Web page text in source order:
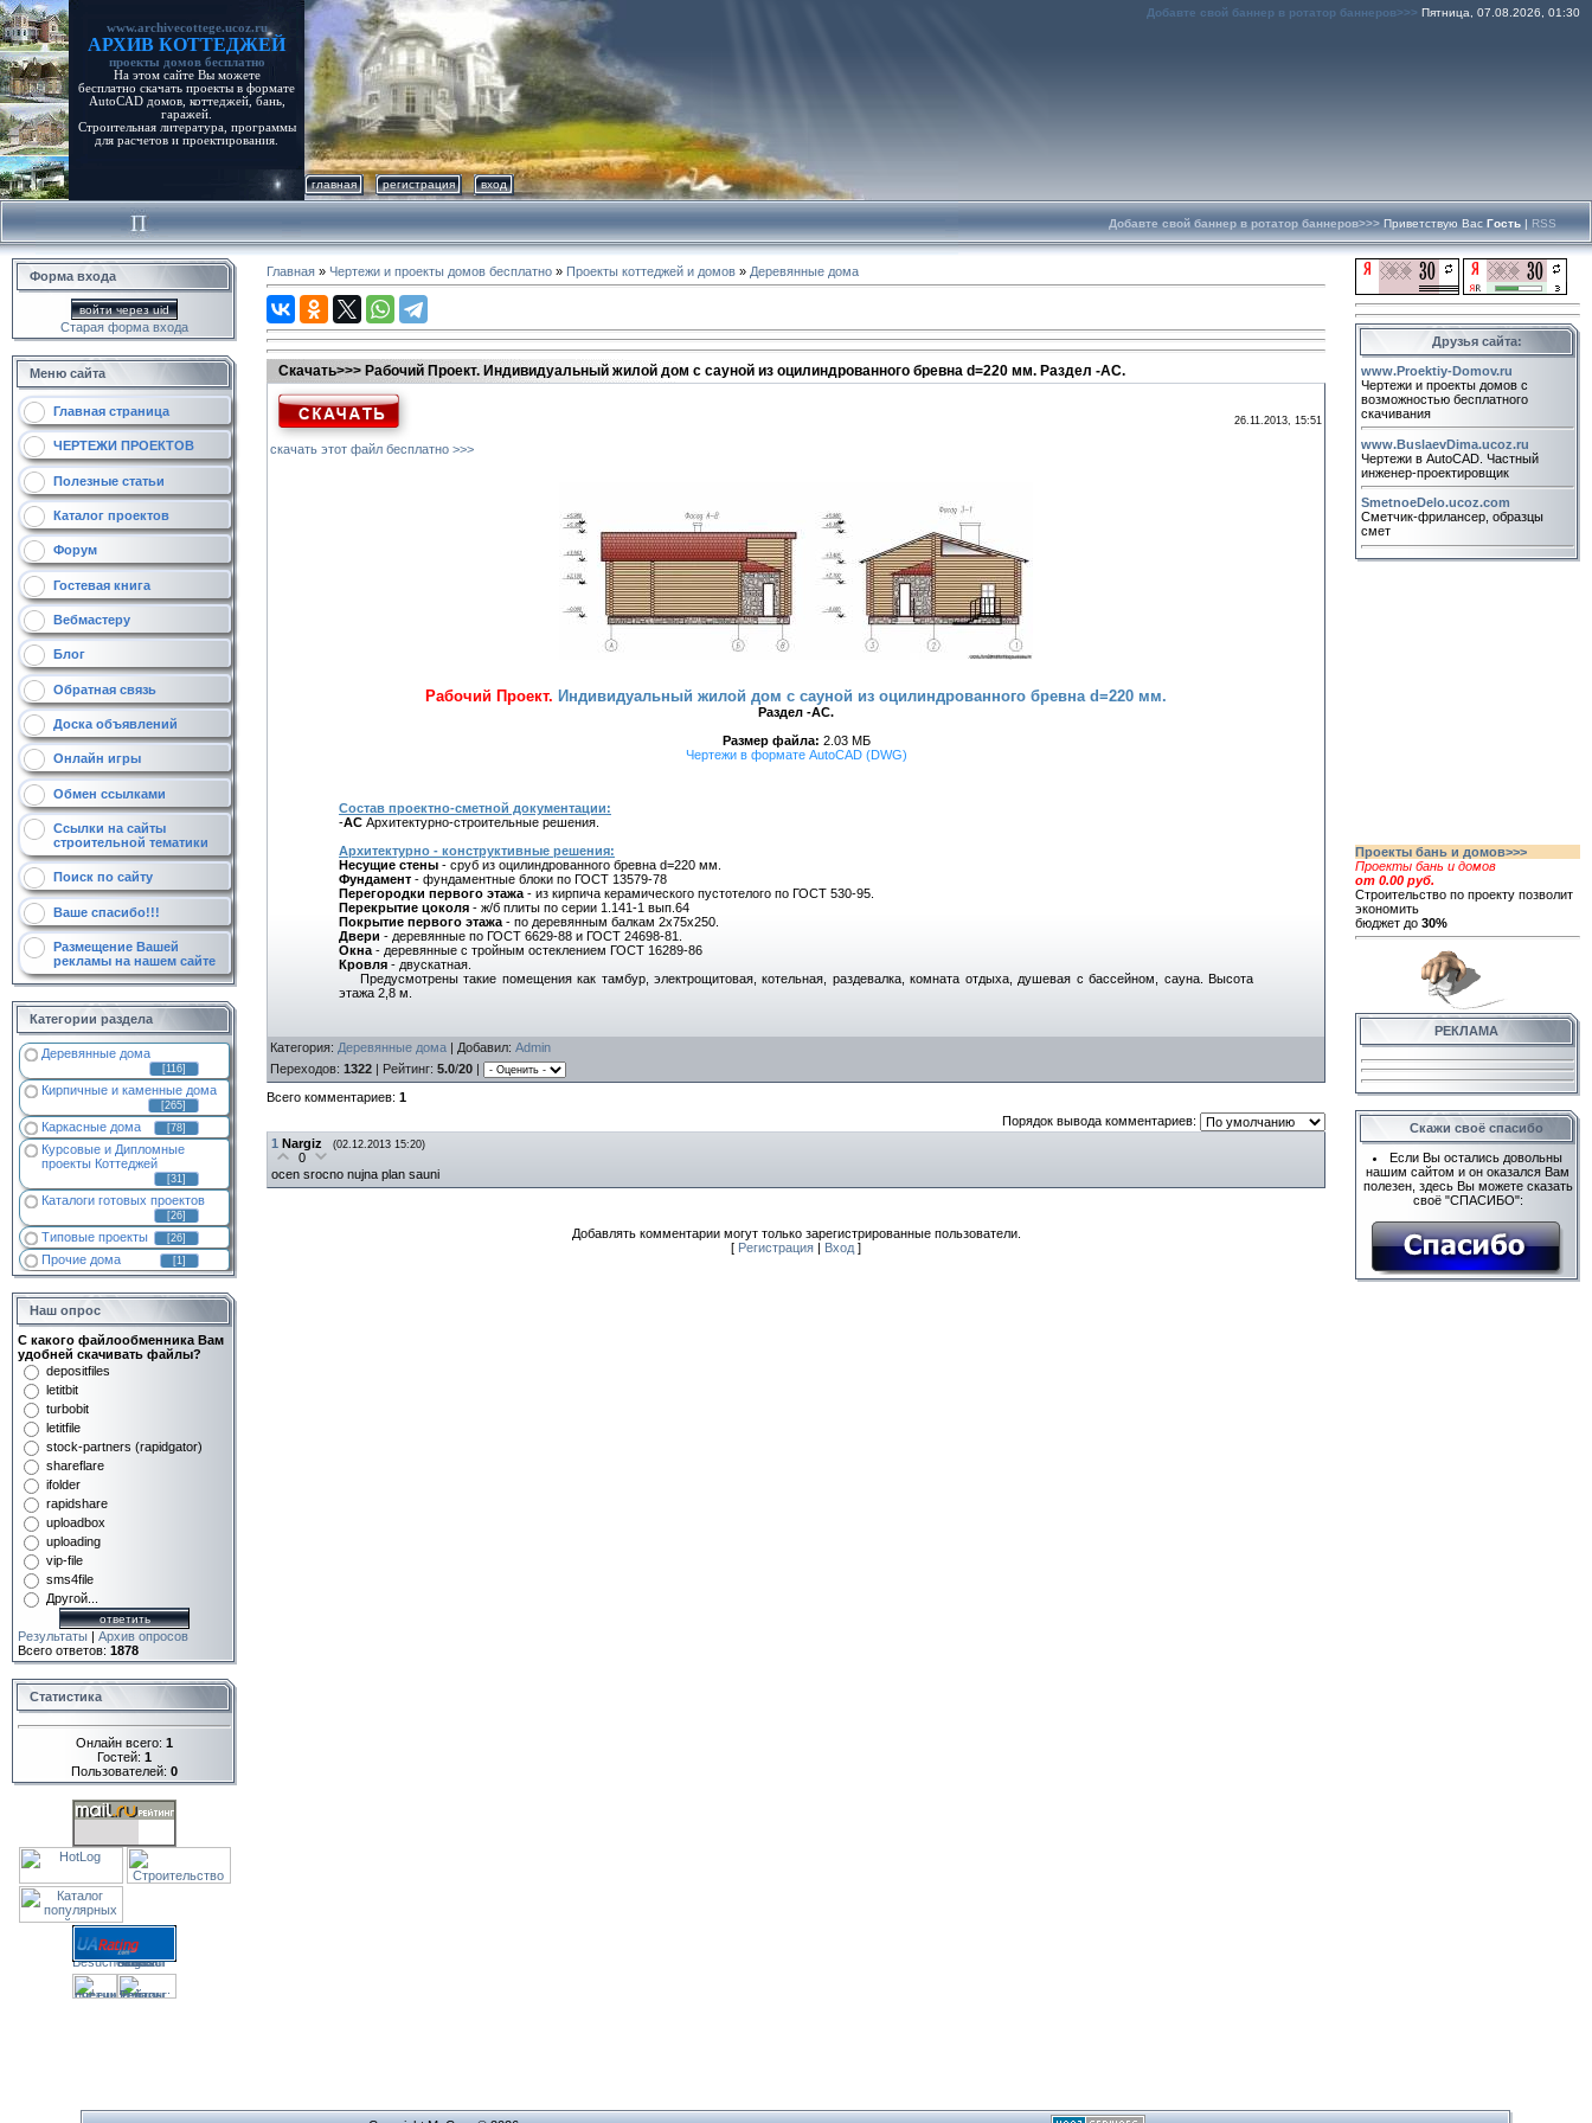
www.archivecottege.ucoz.ru
АРХИВ КОТТЕДЖЕЙ
проекты домов бесплатно
На этом сайте Вы можете
бесплатно скачать проекты в формате
AutoCAD домов, коттеджей, бань,
гаражей.
Строительная литература, программы
для расчетов и проектирования.
Добавте свой баннер в ротатор баннеров>>> Пятница, 07.08.2026, 01:30
главная регистрация вход
Добавте свой баннер в ротатор баннеров>>> Приветствую Вас Гость | RSS
Форма входа
войти через uid
Старая форма входа
Меню сайта
Главная страница
ЧЕРТЕЖИ ПРОЕКТОВ
Полезные статьи
Каталог проектов
Форум
Гостевая книга
Вебмастеру
Блог
Обратная связь
Доска объявлений
Онлайн игры
Обмен ссылками
Ссылки на сайты
строительной тематики
Поиск по сайту
Ваше спасибо!!!
Размещение Вашей
рекламы на нашем сайте
Категории раздела
Деревянные дома
[116]
Кирпичные и каменные дома
[265]
Каркасные дома [78]
Курсовые и Дипломные
проекты Коттеджей
[31]
Каталоги готовых проектов
[26]
Типовые проекты [26]
Прочие дома [1]
Наш опрос
С какого файлообменника Вам
удобней скачивать файлы?
depositfiles
letitbit
turbobit
letitfile
stock-partners (rapidgator)
shareflare
ifolder
rapidshare
uploadbox
uploading
vip-file
sms4file
Другой...
Результаты | Архив опросов
Всего ответов: 1878
Статистика
Онлайн всего: 1
Гостей: 1
Пользователей: 0
Главная » Чертежи и проекты домов бесплатно » Проекты коттеджей и домов » Деревянные дома
Скачать>>> Рабочий Проект. Индивидуальный жилой дом с сауной из оцилиндрованного бревна d=220 мм. Раздел -АС.
скачать этот файл бесплатно >>>
26.11.2013, 15:51
Рабочий Проект. Индивидуальный жилой дом с сауной из оцилиндрованного бревна d=220 мм.
Раздел -АС.
Размер файла: 2.03 МБ
Чертежи в формате AutoCAD (DWG)
Состав проектно-сметной документации:
-АС Архитектурно-строительные решения.
Архитектурно - конструктивные решения:
Несущие стены - сруб из оцилиндрованного бревна d=220 мм.
Фундамент - фундаментные блоки по ГОСТ 13579-78
Перегородки первого этажа - из кирпича керамического пустотелого по ГОСТ 530-95.
Перекрытие цоколя - ж/б плиты по серии 1.141-1 вып.64
Покрытие первого этажа - по деревянным балкам 2х75х250.
Двери - деревянные по ГОСТ 6629-88 и ГОСТ 24698-81.
Окна - деревянные с тройным остеклением ГОСТ 16289-86
Кровля - двускатная.
Предусмотрены такие помещения как тамбур, электрощитовая, котельная, раздевалка, комната отдыха, душевая с бассейном, сауна. Высота
этажа 2,8 м.
Категория: Деревянные дома | Добавил: Admin
Переходов: 1322 | Рейтинг: 5.0/20 |
Всего комментариев: 1
Порядок вывода комментариев:
1 Nargiz (02.12.2013 15:20)
0
ocen srocno nujna plan sauni
Добавлять комментарии могут только зарегистрированные пользователи.
[ Регистрация | Вход ]
Друзья сайта:
www.Proektiy-Domov.ru
Чертежи и проекты домов с
возможностью бесплатного
скачивания
www.BuslaevDima.ucoz.ru
Чертежи в AutoCAD. Частный
инженер-проектировщик
SmetnoeDelo.ucoz.com
Сметчик-фрилансер, образцы
смет
Проекты бань и домов>>>
Проекты бань и домов
от 0.00 руб.
Строительство по проекту позволит
экономить
бюджет до 30%
РЕКЛАМА
Скажи своё спасибо
Если Вы остались довольны
нашим сайтом и он оказался Вам
полезен, здесь Вы можете сказать
своё "СПАСИБО":